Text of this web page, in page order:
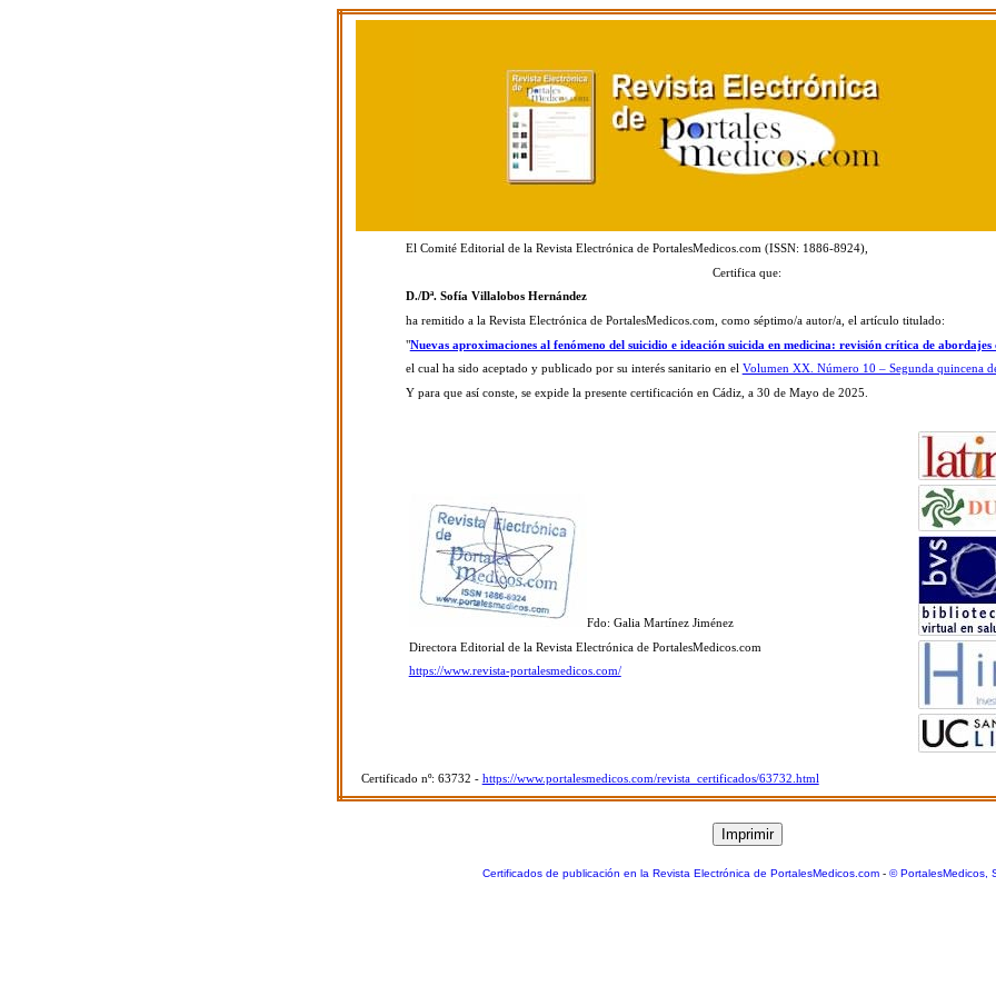
El Comité Editorial de la Revista Electrónica de PortalesMedicos.com (ISSN: 1886-8924),
Certifica que:
D./Dª. Sofía Villalobos Hernández
ha remitido a la Revista Electrónica de PortalesMedicos.com, como séptimo/a autor/a, el artículo titulado:
"Nuevas aproximaciones al fenómeno del suicidio e ideación suicida en medicina: revisión crítica de abordajes
el cual ha sido aceptado y publicado por su interés sanitario en el Volumen XX. Número 10 – Segunda quincena
Y para que así conste, se expide la presente certificación en Cádiz, a 30 de Mayo de 2025.
Fdo: Galia Martínez Jiménez
Directora Editorial de la Revista Electrónica de PortalesMedicos.com
https://www.revista-portalesmedicos.com/
Certificado nº: 63732 - https://www.portalesmedicos.com/revista_certificados/63732.html
Certificados de publicación en la Revista Electrónica de PortalesMedicos.com- © PortalesMedicos,